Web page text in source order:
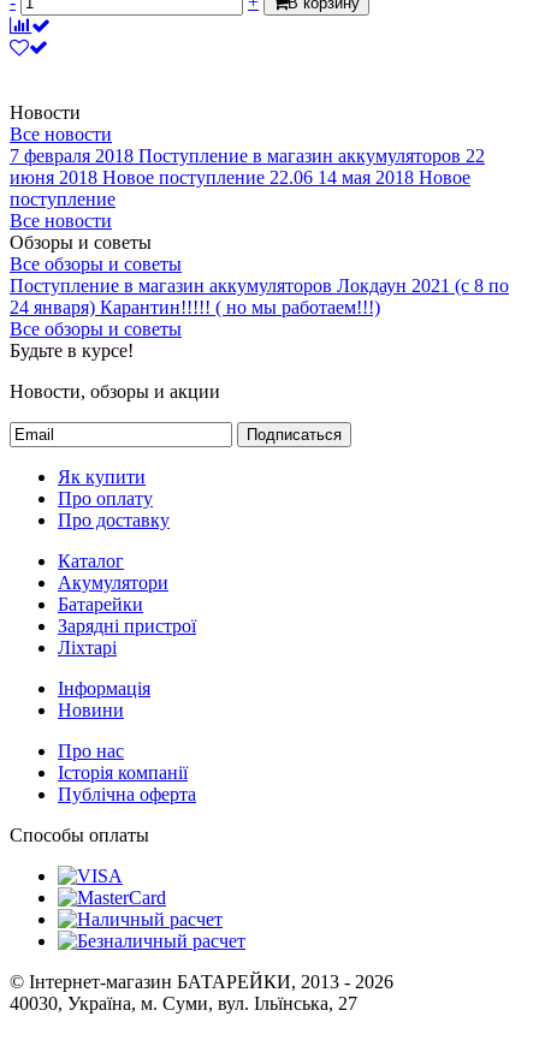
Новости
Все новости
7 февраля 2018 Поступление в магазин аккумуляторов 22
июня 2018 Новое поступление 22.06 14 мая 2018 Новое
поступление
Все новости
Обзоры и советы
Все обзоры и советы
Поступление в магазин аккумуляторов Локдаун 2021 (с 8 по
24 января) Карантин!!!!! ( но мы работаем!!!)
Все обзоры и советы
Будьте в курсе!
Новости, обзоры и акции
Подписаться
Як купити
Про оплату
Про доставку
Каталог
Акумулятори
Батарейки
Зарядні пристрої
Ліхтарі
Інформація
Новини
Про нас
Історія компанії
Публічна оферта
Способы оплаты
© Інтернет-магазин БАТАРЕЙКИ, 2013 - 2026
40030, Україна, м. Суми, вул. Ільїнська, 27